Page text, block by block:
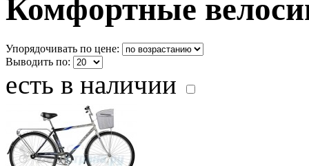
Комфортные
Упорядочивать по цене:
Выводить по:
есть в наличии